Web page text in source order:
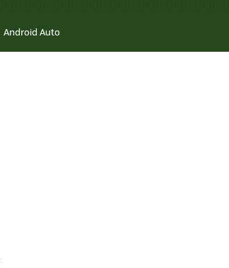
Android Auto